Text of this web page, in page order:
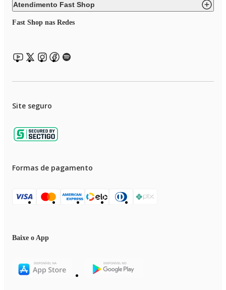
Atendimento Fast Shop
Fast Shop nas Redes
Site seguro
Formas de pagamento
Baixe o App